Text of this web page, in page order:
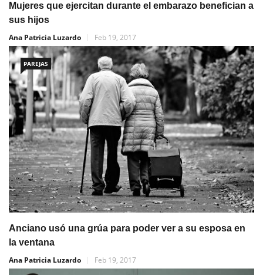
Mujeres que ejercitan durante el embarazo benefician a
sus hijos
Ana Patricia Luzardo
Feb 19, 2017
PAREJAS
Anciano usó una grúa para poder ver a su esposa en
la ventana
Ana Patricia Luzardo
Feb 19, 2017